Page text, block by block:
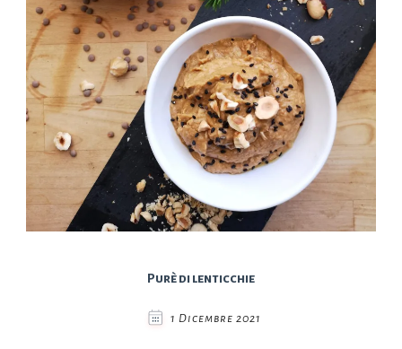
Purè di lenticchie
1 Dicembre 2021